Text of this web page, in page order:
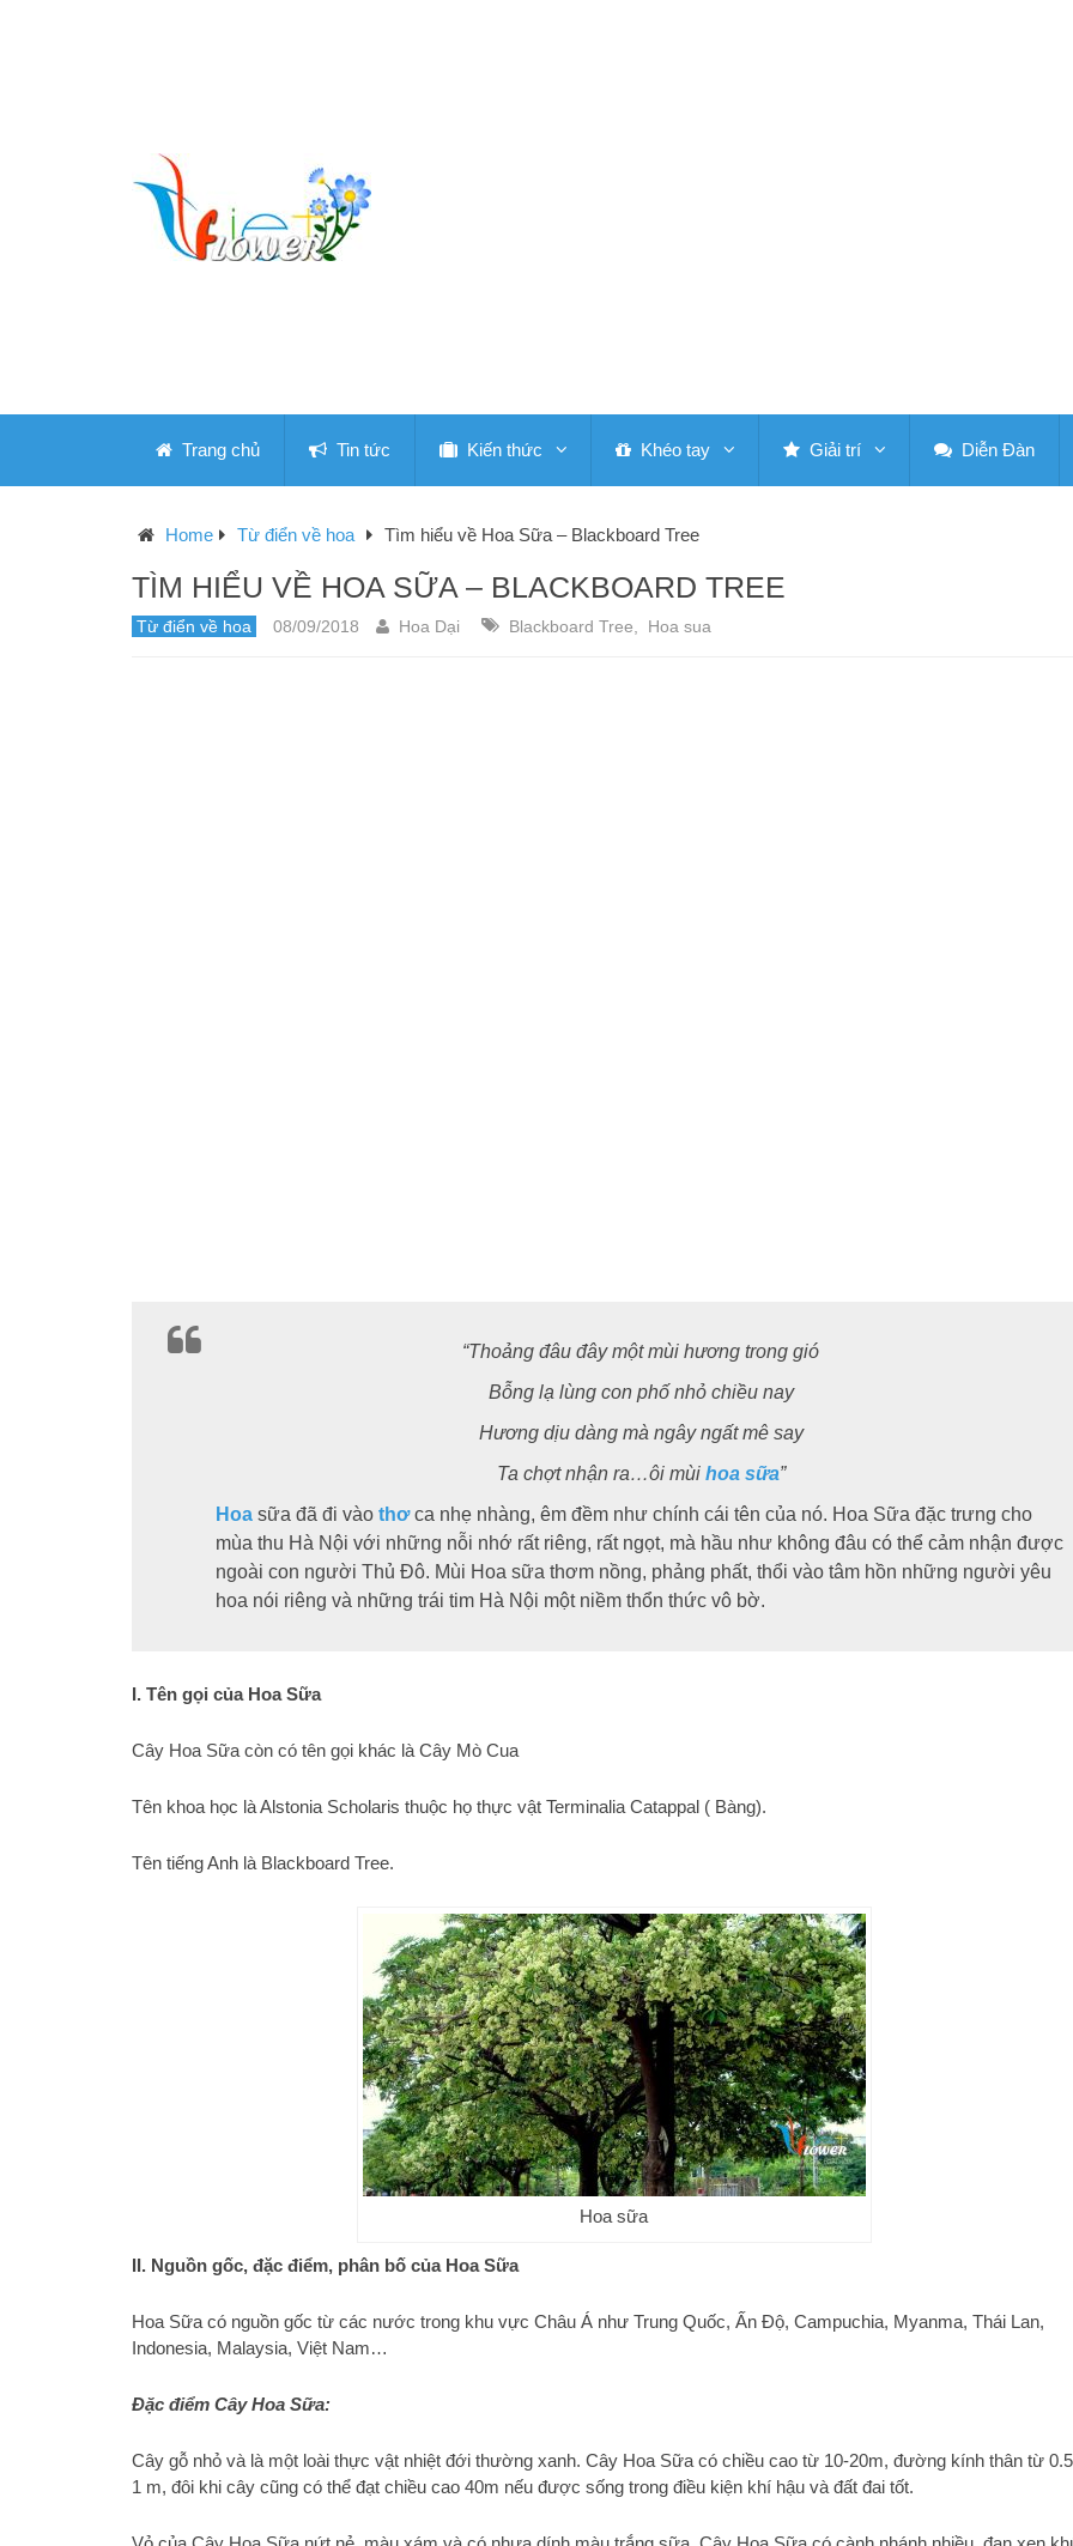
Trang chủ Tin tức Kiến thức Khéo tay Giải trí Diễn Đàn
Home Từ điển về hoa Tìm hiểu về Hoa Sữa – Blackboard Tree
TÌM HIỂU VỀ HOA SỮA – BLACKBOARD TREE
Từ điển về hoa 08/09/2018 Hoa Dại Blackboard Tree Hoa sua
“Thoảng đâu đây một mùi hương trong gió
Bỗng lạ lùng con phố nhỏ chiều nay
Hương dịu dàng mà ngây ngất mê say
Ta chợt nhận ra…ôi mùi hoa sữa”
Hoa sữa đã đi vào thơca nhẹ nhàng, êm đềm như chính cái tên của nó. Hoa Sữa đặc trưng cho
mùa thu Hà Nội với những nỗi nhớ rất riêng, rất ngọt, mà hầu như không đâu có thể cảm nhận được
ngoài con người Thủ Đô. Mùi Hoa sữa thơm nồng, phảng phất, thổi vào tâm hồn những người yêu
hoa nói riêng và những trái tim Hà Nội một niềm thổn thức vô bờ.
I. Tên gọi của Hoa Sữa
Cây Hoa Sữa còn có tên gọi khác là Cây Mò Cua
Tên khoa học là Alstonia Scholaris thuộc họ thực vật Terminalia Catappal ( Bàng).
Tên tiếng Anh là Blackboard Tree.
Hoa sữa
II. Nguồn gốc, đặc điểm, phân bố của Hoa Sữa
Hoa Sữa có nguồn gốc từ các nước trong khu vực Châu Á như Trung Quốc, Ấn Độ, Campuchia, Myanma, Thái Lan,
Indonesia, Malaysia, Việt Nam…
Đặc điểm Cây Hoa Sữa:
Cây gỗ nhỏ và là một loài thực vật nhiệt đới thường xanh. Cây Hoa Sữa có chiều cao từ 10-20m, đường kính thân từ
1 m, đôi khi cây cũng có thể đạt chiều cao 40m nếu được sống trong điều kiện khí hậu và đất đai tốt.